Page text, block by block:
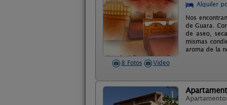
8 Fotos Video
Alquiler
Nos
de Guara.
de aseo,
mismas
aroma de la